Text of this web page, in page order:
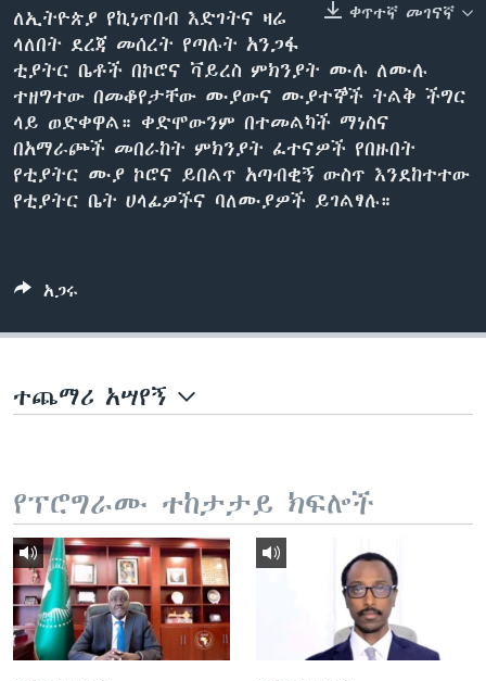
ቋንቋዎች
ቀጥተኛ መገናኛ
ለኢትዮጵያ የኪነጥበብ እድገትና ዛሬ
ላለበት ደረጃ መሰረት የጣሉት አንጋፋ
ቲያትር ቤቶች በኮሮና ቫይረስ ምክንያት ሙሉ ለሙሉ
ተዘግተው በመቆየታቸው ሙያውና ሙያተኞች ትልቅ ችግር
ላይ ወድቀዋል። ቀድሞውንም በተመልካች ማነስና
በአማራጮች መበራከት ምክንያት ፈተናዎች የበዙበት
የቲያትር ሙያ ኮሮና ይበልጥ አጣብቂኝ ውስጥ እንደከተተው
የቲያትር ቤት ሀላፊዎችና ባለሙያዎች ይገልፃሉ።
አጋሩ
ተጨማሪ አሣየኝ
የፕሮግራሙ ተከታታይ ክፍሎች